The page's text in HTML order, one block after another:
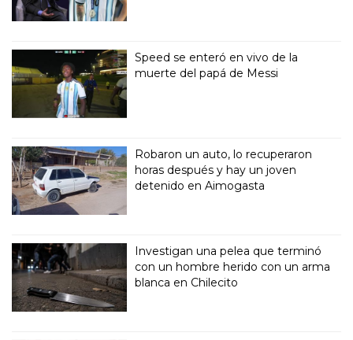
Speed se enteró en vivo de la
muerte del papá de Messi
Robaron un auto, lo recuperaron
horas después y hay un joven
detenido en Aimogasta
Investigan una pelea que terminó
con un hombre herido con un arma
blanca en Chilecito